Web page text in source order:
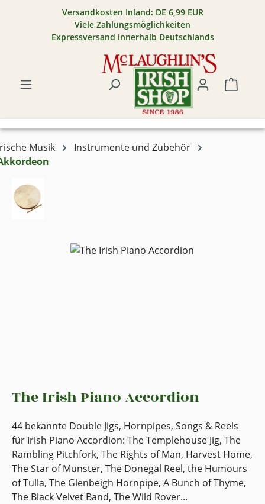
Zum Hauptinhalt springenVersandkosten Inland: DE 6,99 EUR
Viele Zahlungsmöglichkeiten
Expressversand innerhalb Deutschlands
Musik
Instrumente und Zubehör
Bildergalerie überspringen
The Irish Piano Accordion
44 bekannte Double Jigs, Hornpipes, Songs & Reels
für Irish Piano Accordion: The Templehouse Jig, The
Rambling Pitchfork, The Rights of Man, Harvest Home,
The Star of Munster, The Donegal Reel, the Humours
of Tulla, The Glenbeigh Hornpipe, A Bunch of Thyme,
The Black Velvet Band, The Wild Rover...